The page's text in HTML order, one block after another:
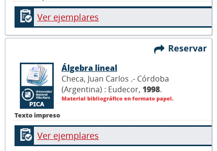
Ver ejemplares
Reservar
Texto impreso
Álgebra lineal
Checa, Juan Carlos .- Córdoba
(Argentina) : Eudecor, 1998.
Material bibliográfico en formato papel.
Ver ejemplares